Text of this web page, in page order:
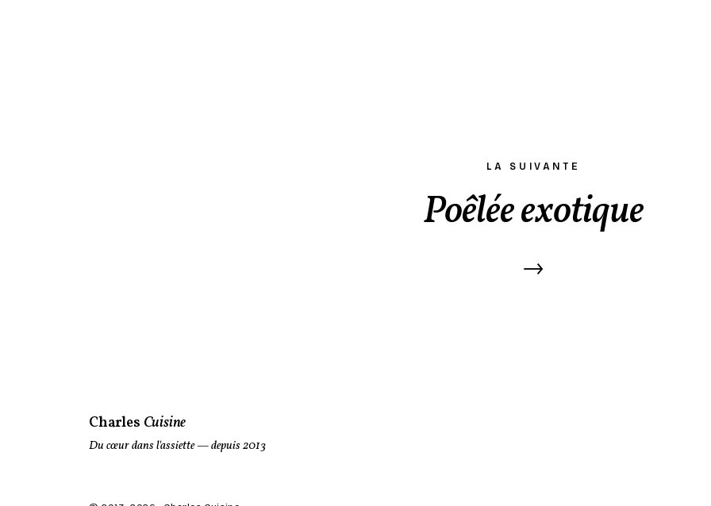
LA SUIVANTE
Poêlée exotique
→
Charles Cuisine
Du cœur dans l'assiette— depuis 2013